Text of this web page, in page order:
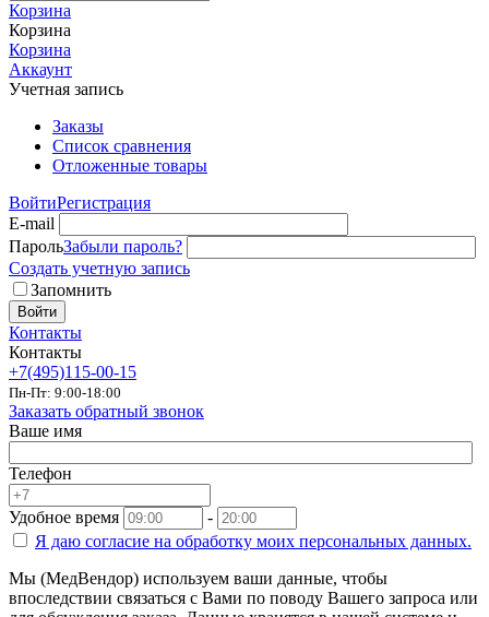
Корзина
Корзина
Корзина
Аккаунт
Учетная запись
Заказы
Список сравнения
Отложенные товары
ВойтиРегистрация
E-mail
ПарольЗабыли пароль?
Создать учетную запись
Запомнить
Войти
Контакты
Контакты
+7(495)115-00-15
Пн-Пт: 9:00-18:00
Заказать обратный звонок
Ваше имя
Телефон
Удобное время
-
Я даю согласие на обработку моих персональных данных.
Мы (МедВендор) используем ваши данные, чтобы
впоследствии связаться с Вами по поводу Вашего запроса или